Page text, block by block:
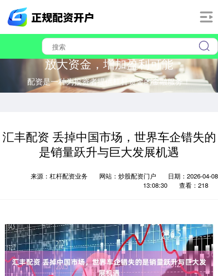
放大资金，增加盈利可能
配资是一种为投资者提供杠杆资金的金融服务！
汇丰配资 丢掉中国市场，世界车企错失的
是销量跃升与巨大发展机遇
来源：杠杆配资业务 网站：炒股配资门户
日期：2026-04-08
13:08:30
查看：218